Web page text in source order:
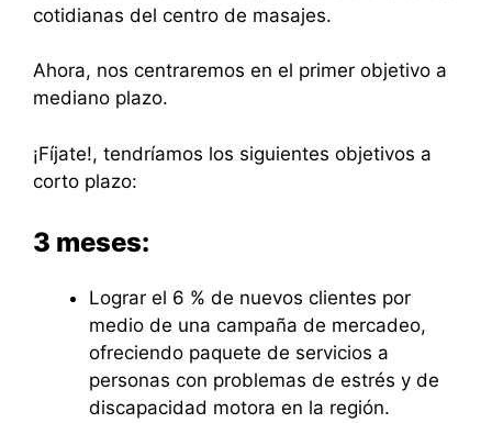
cotidianas del centro de masajes.
Ahora, nos centraremos en el primer objetivo a
mediano plazo.
¡Fíjate!, tendríamos los siguientes objetivos a
corto plazo:
3 meses:
Lograr el 6 % de nuevos clientes por
medio de una campaña de mercadeo,
ofreciendo paquete de servicios a
personas con problemas de estrés y de
discapacidad motora en la región.